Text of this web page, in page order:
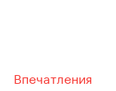
Впечатления